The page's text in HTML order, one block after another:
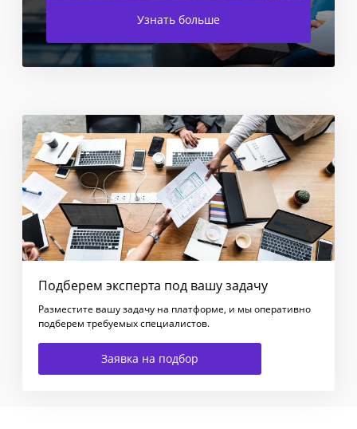
Узнать больше
Подберем эксперта под вашу задачу
Разместите вашу задачу на платформе, и мы оперативно
подберем требуемых специалистов.
Заявка на подбор